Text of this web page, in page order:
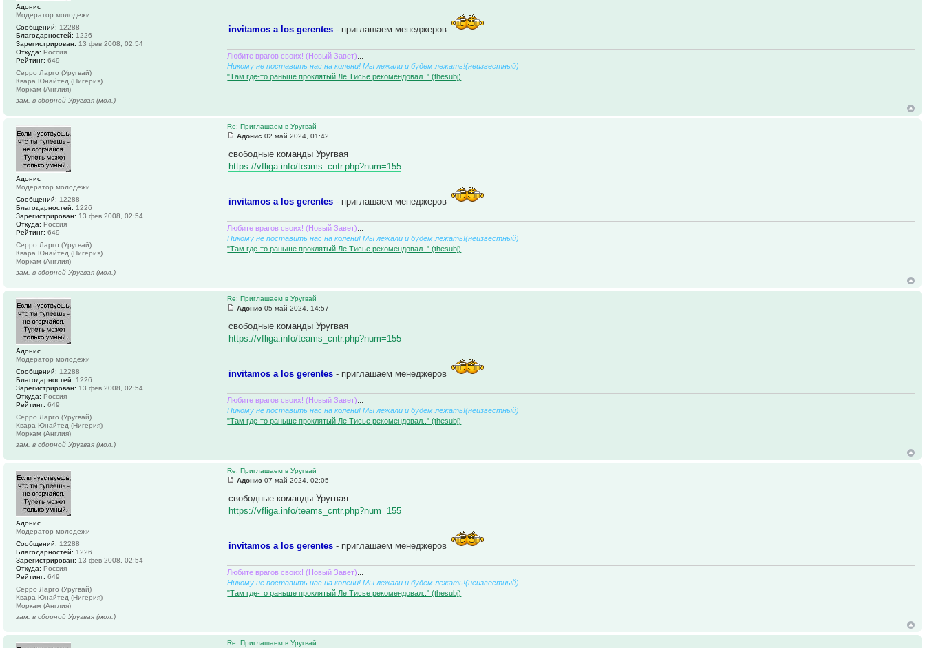
invitamos a los gerentes - приглашаем менеджеров
Любите врагов своих! (Новый Завет)
Никому не поставить нас на колени! Мы лежали и будем лежать!(неизвестный)
"Там где-то раньше проклятый Ле Тисье рекомендовал.." (thesubj)
Адонис
Модератор молодежи
Сообщений: 12288
Благодарностей: 1226
Зарегистрирован: 13 фев 2008, 02:54
Откуда: Россия
Рейтинг: 649
Серро Ларго (Уругвай)
Квара Юнайтед (Нигерия)
Моркам (Англия)
зам. в сборной Уругвая (мол.)
Re: Приглашаем в Уругвай
Адонис 02 май 2024, 01:42
свободные команды Уругвая
https://vfliga.info/teams_cntr.php?num=155
invitamos a los gerentes - приглашаем менеджеров
Любите врагов своих! (Новый Завет)
Никому не поставить нас на колени! Мы лежали и будем лежать!(неизвестный)
"Там где-то раньше проклятый Ле Тисье рекомендовал.." (thesubj)
Адонис
Модератор молодежи
Сообщений: 12288
Благодарностей: 1226
Зарегистрирован: 13 фев 2008, 02:54
Откуда: Россия
Рейтинг: 649
Серро Ларго (Уругвай)
Квара Юнайтед (Нигерия)
Моркам (Англия)
зам. в сборной Уругвая (мол.)
Re: Приглашаем в Уругвай
Адонис 05 май 2024, 14:57
свободные команды Уругвая
https://vfliga.info/teams_cntr.php?num=155
invitamos a los gerentes - приглашаем менеджеров
Любите врагов своих! (Новый Завет)
Никому не поставить нас на колени! Мы лежали и будем лежать!(неизвестный)
"Там где-то раньше проклятый Ле Тисье рекомендовал.." (thesubj)
Адонис
Модератор молодежи
Сообщений: 12288
Благодарностей: 1226
Зарегистрирован: 13 фев 2008, 02:54
Откуда: Россия
Рейтинг: 649
Серро Ларго (Уругвай)
Квара Юнайтед (Нигерия)
Моркам (Англия)
зам. в сборной Уругвая (мол.)
Re: Приглашаем в Уругвай
Адонис 07 май 2024, 02:05
свободные команды Уругвая
https://vfliga.info/teams_cntr.php?num=155
invitamos a los gerentes - приглашаем менеджеров
Любите врагов своих! (Новый Завет)
Никому не поставить нас на колени! Мы лежали и будем лежать!(неизвестный)
"Там где-то раньше проклятый Ле Тисье рекомендовал.." (thesubj)
Адонис
Модератор молодежи
Сообщений: 12288
Благодарностей: 1226
Зарегистрирован: 13 фев 2008, 02:54
Откуда: Россия
Рейтинг: 649
Серро Ларго (Уругвай)
Квара Юнайтед (Нигерия)
Моркам (Англия)
зам. в сборной Уругвая (мол.)
Re: Приглашаем в Уругвай